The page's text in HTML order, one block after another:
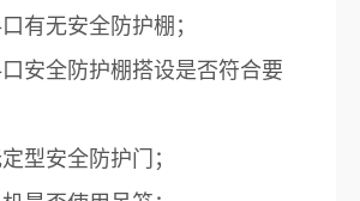
有无安全防护棚；
安全防护棚搭设是否符合要
型安全防护门；